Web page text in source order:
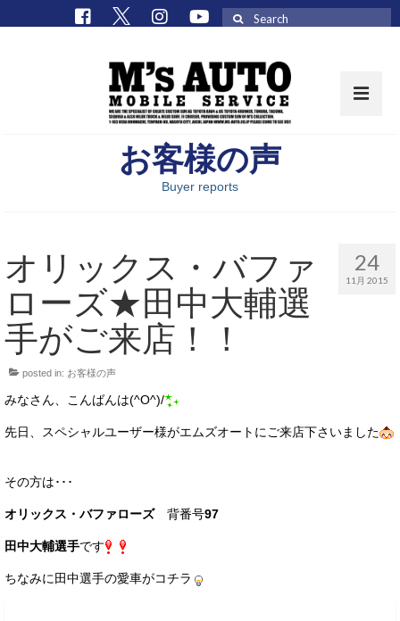
取扱車種一覧
M’sCollectionパーツ一覧
エムズオート
M’sCollection
エムズオートとは
店舗情報
お客様の声
Buyer reports
24
11月 2015
オリックス・バファ
ローズ★田中大輔選
手がご来店！！
posted in: お客様の声
みなさん、こんばんは(^O^)/
先日、スペシャルユーザー様がエムズオートにご来店下さいました
その方は･･･
オリックス・バファローズ 背番号97
田中大輔選手です
ちなみに田中選手の愛車がコチラ